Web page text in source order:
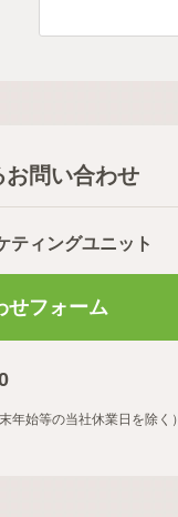
問い合わせ
ティングユニット
せフォーム
年始等の当社休業日を除く）